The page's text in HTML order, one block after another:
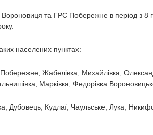
та ГРС Побережне в період з 8
населених пунктах:
Жабелівка, Михайлівка,
Марківка, Федорівка
Дубовець, Кудлаї, Чаульське, Лука,